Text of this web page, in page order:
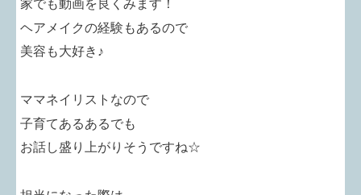
家でも動画を良くみます！
ヘアメイクの経験もあるので
美容も大好き♪
ママネイリストなので
子育てあるあるでも
お話し盛り上がりそうですね☆